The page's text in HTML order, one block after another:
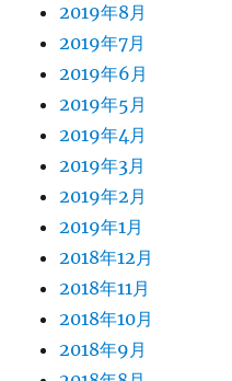
2019年8月
2019年7月
2019年6月
2019年5月
2019年4月
2019年3月
2019年2月
2019年1月
2018年12月
2018年11月
2018年10月
2018年9月